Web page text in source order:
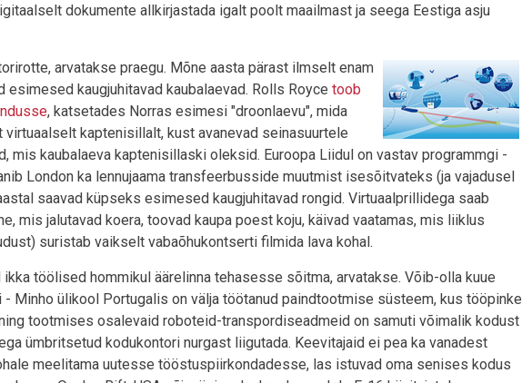
dokumente allkirjastada igalt poolt maailmast ja seega Eestiga asju
arvatakse praegu. Mõne aasta pärast ilmselt enam
esimesed kaugjuhitavad kaubalaevad. Rolls Royce toob
, katsetades Norras esimesi "droonlaevu", mida
kaptenisillalt, kust avanevad seinasuurtele
mis kaubalaeva kaptenisillaski oleksid. Euroopa Liidul on vastav programmgi -
London ka lennujaama transfeerbusside muutmist isesõitvateks (ja vajadusel
saavad küpseks esimesed kaugjuhitavad rongid. Virtuaalprillidega saab
mis jalutavad koera, toovad kaupa poest koju, käivad vaatamas, mis liiklus
suristab vaikselt vabaõhukontserti filmida lava kohal.
töölised hommikul äärelinna tehasesse sõitma, arvatakse. Võib-olla kuue
- Minho ülikool Portugalis on välja töötanud paindtootmise süsteem, kus tööpinke
tootmises osalevaid roboteid-transpordiseadmeid on samuti võimalik kodust
ümbritsetud kodukontori nurgast liigutada. Keevitajaid ei pea ka vanadest
meelitama uutesse tööstuspiirkondadesse, las istuvad oma senises kodus